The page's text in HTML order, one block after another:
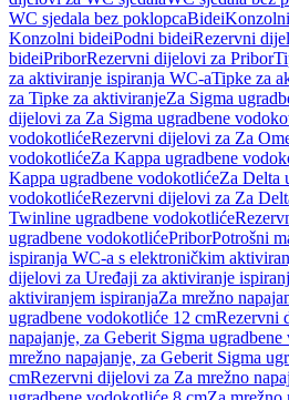
WC sjedala bez poklopcaBidei
Konzolni bideiPodni bideiRezervni
bideiPriborRezervni dijelovi za Pribor
za aktiviranje ispiranja WC-aTipke za
za Tipke za aktiviranjeZa Sigma
dijelovi za Za Sigma ugradbene
vodokotlićeRezervni dijelovi za Za
vodokotlićeZa Kappa ugradbene
Kappa ugradbene vodokotlićeZa Delta
vodokotlićeRezervni dijelovi za Za
Twinline ugradbene vodokotliće
ugradbene vodokotlićePriborPotrošni
ispiranja WC-a s elektroničkim
dijelovi za Uređaji za aktiviranje
aktiviranjem ispiranjaZa mrežno
ugradbene vodokotliće 12 cmRezervni
napajanje, za Geberit Sigma
mrežno napajanje, za Geberit Sigma
cmRezervni dijelovi za Za mrežno